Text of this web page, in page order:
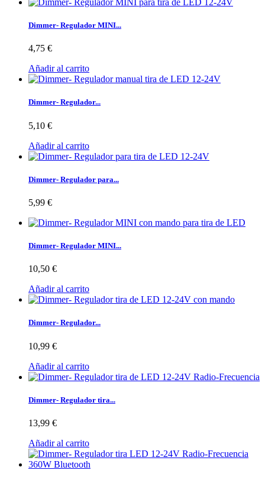
Dimmer- Regulador MINI...
4,75 €
Añadir al carrito
Dimmer- Regulador...
5,10 €
Añadir al carrito
Dimmer- Regulador para...
5,99 €
Dimmer- Regulador MINI...
10,50 €
Añadir al carrito
Dimmer- Regulador...
10,99 €
Añadir al carrito
Dimmer- Regulador tira...
13,99 €
Añadir al carrito